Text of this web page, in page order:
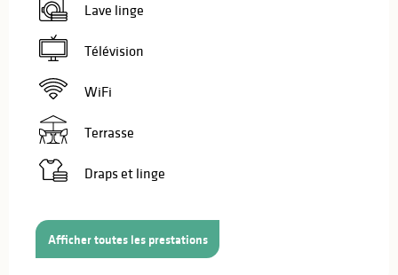
Lave linge
Télévision
WiFi
Terrasse
Draps et linge
Afficher toutes les prestations